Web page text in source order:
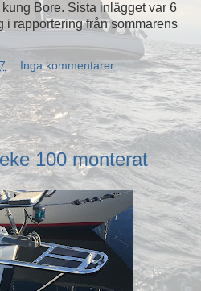
Bore. Sista inlägget var 6
i rapportering från sommarens
Inga kommentarer:
100 monterat